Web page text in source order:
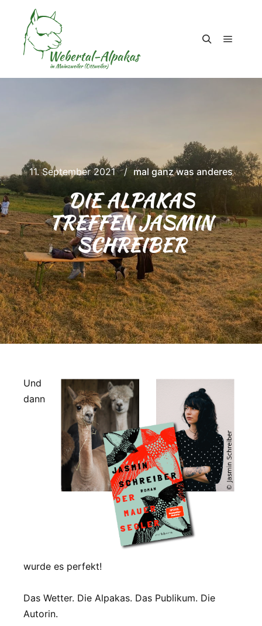
11. September 2021 mal ganz was anderes
DIE ALPAKAS
TREFFEN JASMIN
SCHREIBER
Und
dann
wurde es perfekt!
Das Wetter. Die Alpakas. Das Publikum. Die
Autorin.